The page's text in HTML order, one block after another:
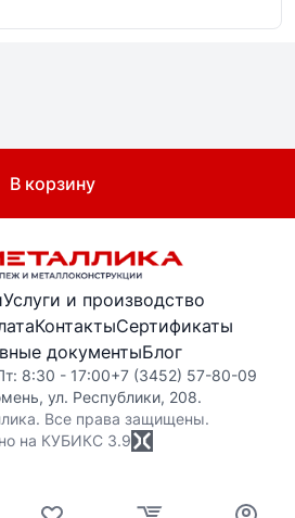
В корзину
Услуги и производство
КонтактыСертификаты
документыБлог
8:30 - 17:00+7 (3452) 57-80-09
ул. Республики, 208.
Все права защищены.
на КУБИКС 3.9